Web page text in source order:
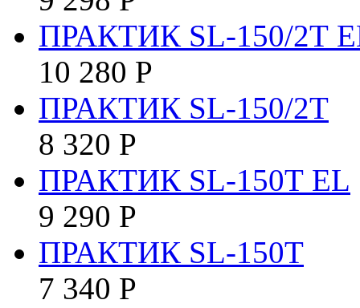
ПРАКТИК SL-150/2Т
10 280 Р
ПРАКТИК SL-150/2Т
8 320 Р
ПРАКТИК SL-150Т EL
9 290 Р
ПРАКТИК SL-150Т
7 340 Р